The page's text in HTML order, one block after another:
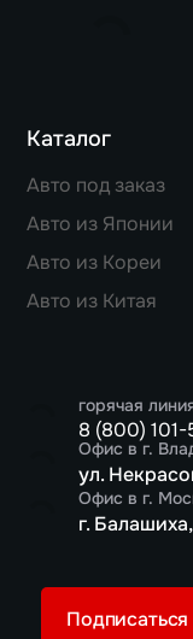
Каталог
Авто под заказ
Авто из Японии
Авто из Кореи
Авто из Китая
горячая
8 (800)
Офис в г.
ул.
Офис в г.
г.
Подписаться